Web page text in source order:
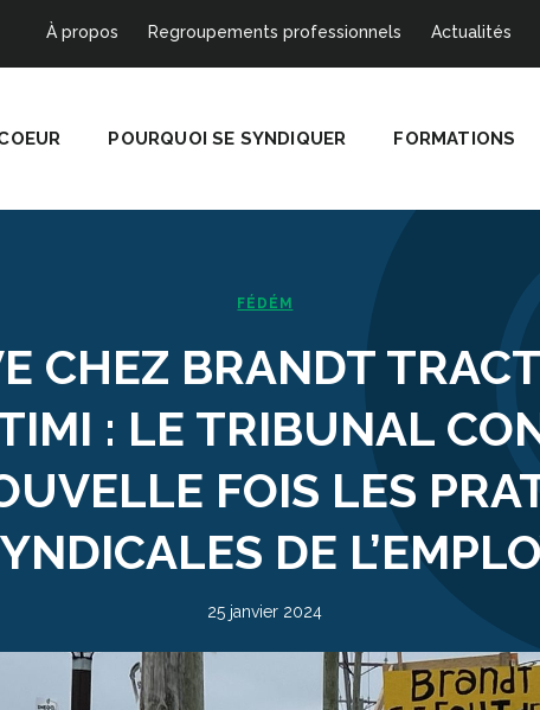
À propos Regroupements professionnels Actualités
POURQUOI SE SYNDIQUER FORMATIONS
FÉDÉM
CHEZ BRANDT
: LE TRIBUNAL
FOIS LES
DE
25 janvier 2024